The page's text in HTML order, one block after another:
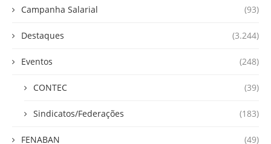
Campanha Salarial (93)
Destaques (3.244)
Eventos (248)
CONTEC (39)
Sindicatos/Federações (183)
FENABAN (49)